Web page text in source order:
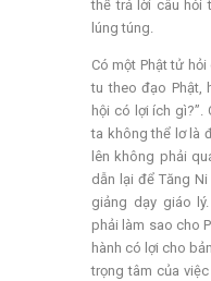
thể trả lời câu hỏi
lúng túng.
Có một Phật tử hỏi
tu theo đạo Phật,
hội có lợi ích gì?”.
ta không thể lơ là
lên không phải
dẫn lại để Tăng
giảng dạy giáo
phải làm sao cho
hành có lợi cho
trọng tâm của